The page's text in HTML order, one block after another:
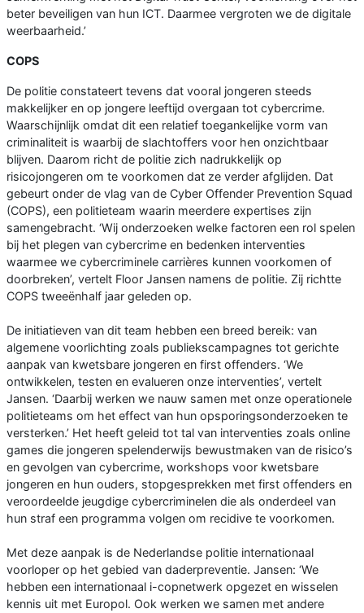
beter beveiligen van hun ICT. Daarmee vergroten we de digitale
weerbaarheid.’
COPS
De politie constateert tevens dat vooral jongeren steeds
makkelijker en op jongere leeftijd overgaan tot cybercrime.
Waarschijnlijk omdat dit een relatief toegankelijke vorm van
criminaliteit is waarbij de slachtoffers voor hen onzichtbaar
blijven. Daarom richt de politie zich nadrukkelijk op
risicojongeren om te voorkomen dat ze verder afglijden. Dat
gebeurt onder de vlag van de Cyber Offender Prevention Squad
(COPS), een politieteam waarin meerdere expertises zijn
samengebracht. ‘Wij onderzoeken welke factoren een rol spelen
bij het plegen van cybercrime en bedenken interventies
waarmee we cybercriminele carrières kunnen voorkomen of
doorbreken’, vertelt Floor Jansen namens de politie. Zij richtte
COPS tweeënhalf jaar geleden op.
De initiatieven van dit team hebben een breed bereik: van
algemene voorlichting zoals publiekscampagnes tot gerichte
aanpak van kwetsbare jongeren en first offenders. ‘We
ontwikkelen, testen en evalueren onze interventies’, vertelt
Jansen. ‘Daarbij werken we nauw samen met onze operationele
politieteams om het effect van hun opsporingsonderzoeken te
versterken.’ Het heeft geleid tot tal van interventies zoals online
games die jongeren spelenderwijs bewustmaken van de risico’s
en gevolgen van cybercrime, workshops voor kwetsbare
jongeren en hun ouders, stopgesprekken met first offenders en
veroordeelde jeugdige cybercriminelen die als onderdeel van
hun straf een programma volgen om recidive te voorkomen.
Met deze aanpak is de Nederlandse politie internationaal
voorloper op het gebied van daderpreventie. Jansen: ‘We
hebben een internationaal i-copnetwerk opgezet en wisselen
kennis uit met Europol. Ook werken we samen met andere